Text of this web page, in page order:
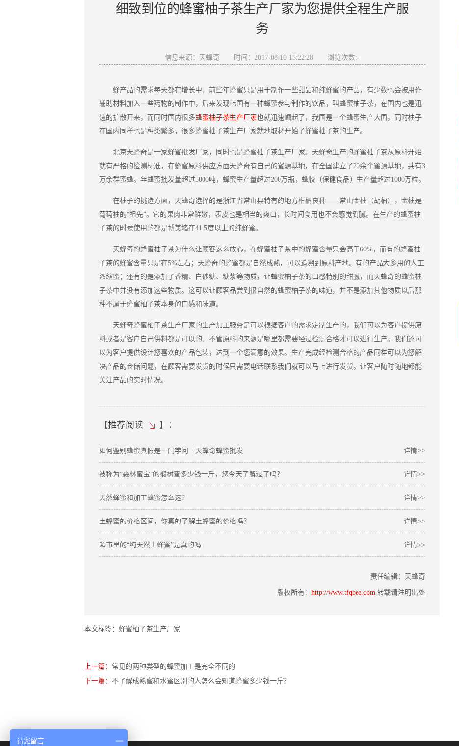
细致到位的蜂蜜柚子茶生产厂家为您提供全程生产服
务
信息来源：天蜂奇 时间：2017-08-10 15:22:28 浏览次数:-
蜂产品的需求每天都在增长中，前些年蜂蜜只是用于制作一些甜品和纯蜂蜜的产品，有少数也会被用作
辅助材料加入一些药物的制作中，后来发现韩国有一种蜂蜜参与制作的饮品，叫蜂蜜柚子茶，在国内也是迅
速的扩散开来，而同时国内很多蜂蜜柚子茶生产厂家也就迅速崛起了，我国是一个蜂蜜生产大国，同时柚子
在国内同样也是种类繁多，很多蜂蜜柚子茶生产厂家就地取材开始了蜂蜜柚子茶的生产。
北京天蜂奇是一家蜂蜜批发厂家，同时也是蜂蜜柚子茶生产厂家。天蜂奇生产的蜂蜜柚子茶从原料开始
就有严格的检测标准，在蜂蜜原料供应方面天蜂奇有自己的蜜源基地，在全国建立了20余个蜜源基地，共有3
万余群蜜蜂。年蜂蜜批发量超过5000吨，蜂蜜生产量超过200万瓶，蜂胶（保健食品）生产量超过1000万粒。
在柚子的挑选方面，天蜂奇选择的是浙江省常山县特有的地方柑橘良种——常山金柚（胡柚），金柚是
葡萄柚的“祖先”。它的果肉非常鲜嫩，表皮也是相当的爽口，长时间食用也不会感觉到腻。在生产的蜂蜜柚
子茶的时候使用的都是博美堵在41.5度以上的纯蜂蜜。
天蜂奇的蜂蜜柚子茶为什么让顾客这么放心，在蜂蜜柚子茶中的蜂蜜含量只会高于60%，而有的蜂蜜柚
子茶的蜂蜜含量只是在5%左右；天蜂奇的蜂蜜都是自然成熟，可以追溯到原料产地。有的产品大多用的人工
浓缩蜜；还有的是添加了香精、白砂糖、糖浆等物质，让蜂蜜柚子茶的口感特别的甜腻，而天蜂奇的蜂蜜柚
子茶中并没有添加这些物质。这可以让顾客品尝到很自然的蜂蜜柚子茶的味道，并不是添加其他物质以后那
种不属于蜂蜜柚子茶本身的口感和味道。
天蜂奇蜂蜜柚子茶生产厂家的生产加工服务是可以根据客户的需求定制生产的，我们可以为客户提供原
料或者是客户自己供料都是可以的，不管原料的来源是哪里都需要经过检测合格才可以进行生产。我们还可
以为客户提供设计您喜欢的产品包装，达到一个您满意的效果。生产完成经检测合格的产品同样可以为您解
决产品的仓储问题，在顾客需要发货的时候只需要电话联系我们就可以马上进行发货。让客户随时随地都能
关注产品的实时情况。
【推荐阅读 】：
详情>>
如何鉴别蜂蜜真假是一门学问—天蜂奇蜂蜜批发
详情>>
被称为“森林蜜宝”的椴树蜜多少钱一斤，您今天了解过了吗？
详情>>
天然蜂蜜和加工蜂蜜怎么选？
详情>>
土蜂蜜的价格区间，你真的了解土蜂蜜的价格吗？
详情>>
超市里的“纯天然土蜂蜜”是真的吗
责任编辑：天蜂奇
版权所有： http://www.tfqbee.com 转载请注明出处
本文标签： 蜂蜜柚子茶生产厂家
上一篇： 常见的两种类型的蜂蜜加工是完全不同的
下一篇： 不了解成熟蜜和水蜜区别的人怎么会知道蜂蜜多少钱一斤？
请您留言